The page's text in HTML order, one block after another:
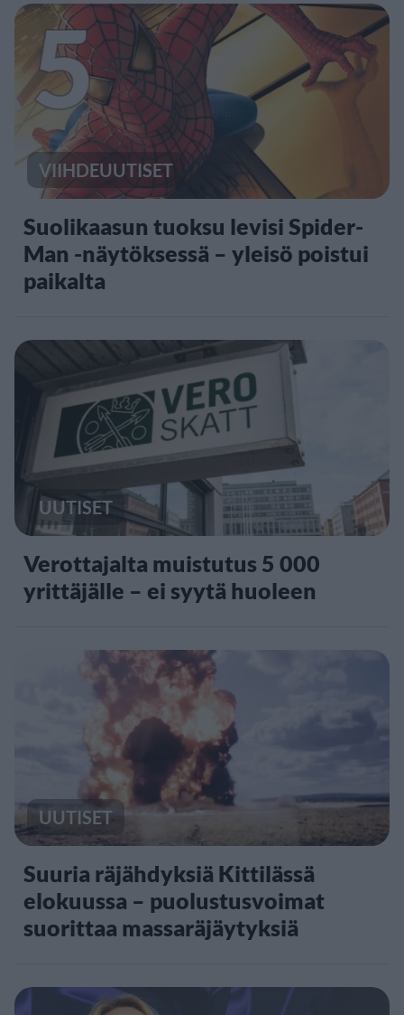
5
VIIHDEUUTISET
Suolikaasun tuoksu levisi Spider-
Man -näytöksessä – yleisö poistui
paikalta
UUTISET
Verottajalta muistutus 5 000
yrittäjälle – ei syytä huoleen
UUTISET
Suuria räjähdyksiä Kittilässä
elokuussa – puolustusvoimat
suorittaa massaräjäytyksiä